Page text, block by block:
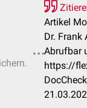
Artikel
Dr. Frank
Abrufbar
https://